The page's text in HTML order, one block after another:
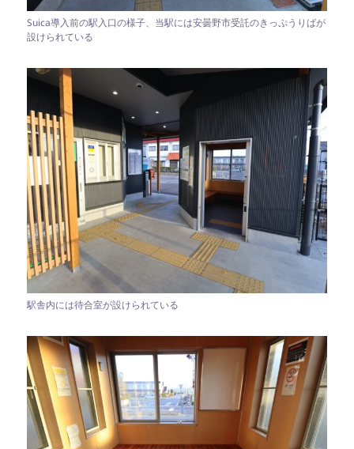
Suica導入前の駅入口の様子、当駅には安曇野市受託のきっぷうりばが
設けられている
駅舎内には待合室が設けられている